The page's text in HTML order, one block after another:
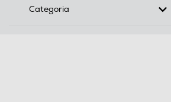
Categoria